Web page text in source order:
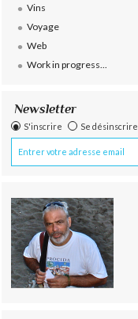
Vins
Voyage
Web
Work in progress...
Newsletter
S'inscrire Se désinscrire